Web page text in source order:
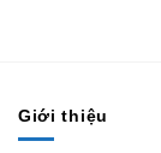
Giới thiệu